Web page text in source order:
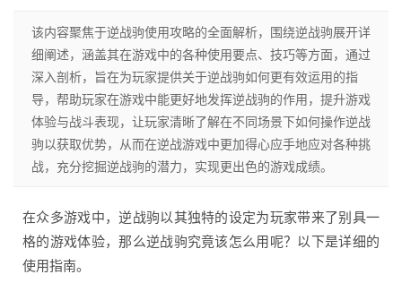
该内容聚焦于逆战驹使用攻略的全面解析，围绕逆战驹展开详
细阐述，涵盖其在游戏中的各种使用要点、技巧等方面，通过
深入剖析，旨在为玩家提供关于逆战驹如何更有效运用的指
导，帮助玩家在游戏中能更好地发挥逆战驹的作用，提升游戏
体验与战斗表现，让玩家清晰了解在不同场景下如何操作逆战
驹以获取优势，从而在逆战游戏中更加得心应手地应对各种挑
战，充分挖掘逆战驹的潜力，实现更出色的游戏成绩。
在众多游戏中，逆战驹以其独特的设定为玩家带来了别具一
格的游戏体验，那么逆战驹究竟该怎么用呢？以下是详细的
使用指南。